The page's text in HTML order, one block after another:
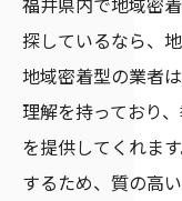
人気のハ
各業者の
福井県内
季節ごと
ー
探しているなら、
地域密着型の業者
理解を持っており
を提供してくれま
するため、質の高